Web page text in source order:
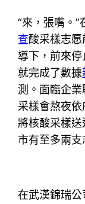
“來，張嘴。
查酸采樣志
導下，前來停
就完成了數據
測。面臨企
采樣會熬夜
將核酸采樣
市有至多兩支
在武漢錦瑞